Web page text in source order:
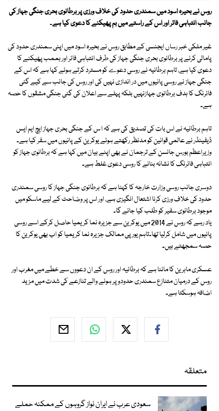
روس نے بحیرہ اسود میں سمندری حدود کی خلاف ورزی پر برطانوی بحری جنگی جہاز کی
جانب انتباہی فائر اور اس کے راستے میں بم پھیکنے کا دعوی کیا ہے۔
غیر ملکی خبر رساں ایجنسی کے مطابق روس نے بحیرہ اسود میں اپنی سمندری حدود کی
پامالی کرنے پر برطانوی بحری جنگی جہاز کی طرف انتباہی فائر اور بممب پھیکنے کا
دعوی کیا ہے، تاہم برطانیہ نے روسی دعوے کو مسترد کرتے ہوئے کہا ہے کہ اس کے
جنگی جہاز نے روسی پانیوں میں در اندازی نہیں کی اور روس کی جانب سے کیے گئی
فائرنگ کا ہدف برطانوی جہازنہیں بلکہ پہلے سے اعلان کی گئی جنگی مشقوں کا حصہ
ہے۔
تاہم برطانیہ نے اس بات کی تصدیق کی ہے کہ ا س کے جنگی بحری جہاز ایچ ایم ایس
ڈیفینڈر نے عالمی قوانین کو مدنظر رکھتے ہوئے یوکرین کے پانیوں میں سفر کیا ہے۔
وزیراعظم بورس جانسن کے ترجمان نے بھی اپنے بیان میں کہا ہے کہ برطانوی جہاز کو
انتباہی فائرنگ کا نشانہ بنانے کا روسی دعوی غلط ہے۔
دوسری جانب روسی وزارت خارجہ کا کہنا ہے کہ برطانوی جنگی جہاز کا روسی سمندری
حدود کی خلاف ورزی کرنا اشتعال انگیزی ہے، اور اس پر وضاحت کے لیے ماسکو میں
موجود برطانوی سفیر کو طلب کیا جائے گا۔
یاد رہے کہ روس نے 2014 میں یوکرین سے جزیرہ نما کریمیا حاصل کرکے اسے روسی
پانیوں میں شامل کرلیا تھا۔تاہم یورپی ممالک جزیرہ نما کریمیا کو اب بھی یوکرین کا
حصہ سمجھتے ہیں۔
عسکری ماہرین کا ماننا ہے کہ برطانیہ اور روس کے ان دعووں سے خطے میں مغرب اور
روس کے درمیان متنازع سمندری حدودو پر ہونے والے تنازعے کی شدت میں مزید
اضافہ ہوسکتا ہے۔
متعلقہ
سعودی عرب نے ایران نواز گروہوں کے ممکنہ حملے